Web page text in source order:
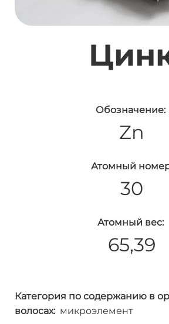
Обозначение:
Zn
Атомный
30
Атомный вес:
65,39
Категория по содержанию в
волосах: микроэлемент